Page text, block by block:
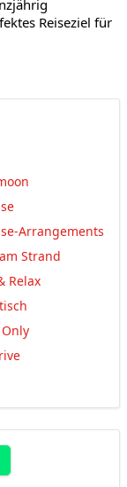
Reiseziel für
Arrangements
Strand
Relax